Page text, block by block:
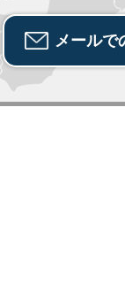
メールで